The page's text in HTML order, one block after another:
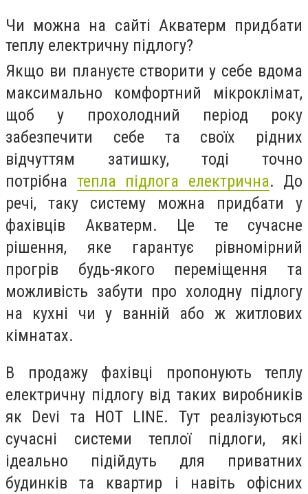
Чи можна на сайті Акватерм придбати
теплу електричну підлогу?
Якщо ви плануєте створити у себе вдома
максимально комфортний мікроклімат,
щоб у прохолодний період року
забезпечити себе та своїх рідних
відчуттям затишку, тоді точно
потрібна тепла підлога електрична. До
речі, таку систему можна придбати у
фахівців Акватерм. Це те сучасне
рішення, яке гарантує рівномірний
прогрів будь-якого переміщення та
можливість забути про холодну підлогу
на кухні чи у ванній або ж житлових
кімнатах.
В продажу фахівці пропонують теплу
електричну підлогу від таких виробників
як Devi та HOT LINE. Тут реалізуються
сучасні системи теплої підлоги, які
ідеально підійдуть для приватних
будинків та квартир і навіть офісних